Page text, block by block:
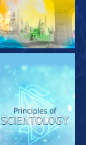
UDFORSK SERIEN